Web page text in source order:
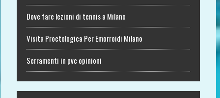
Dove fare lezioni di tennis a Milano
Visita Proctologica Per Emorroidi Milano
Serramenti in pvc opinioni